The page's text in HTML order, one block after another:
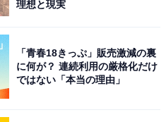
永瀬廉さんです。永瀬さ
おかえりモネ』や、『リブ
など、俳優として大人気。
めた映画『鬼の花嫁』もヒ
支持を集めています。
理想と現実
「青春18きっぷ」販売激減の裏
に何が？ 連続利用の厳格化だけ
ではない「本当の理由」